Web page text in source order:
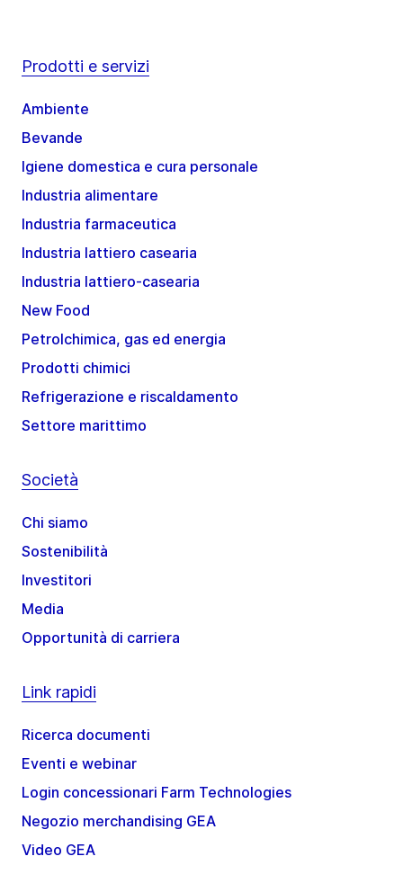
Prodotti e servizi
Ambiente
Bevande
Igiene domestica e cura personale
Industria alimentare
Industria farmaceutica
Industria lattiero casearia
Industria lattiero-casearia
New Food
Petrolchimica, gas ed energia
Prodotti chimici
Refrigerazione e riscaldamento
Settore marittimo
Società
Chi siamo
Sostenibilità
Investitori
Media
Opportunità di carriera
Link rapidi
Ricerca documenti
Eventi e webinar
Login concessionari Farm Technologies
Negozio merchandising GEA
Video GEA